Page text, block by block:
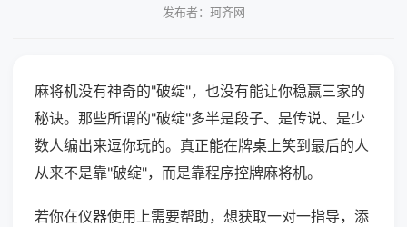
发布者：珂齐网
麻将机没有神奇的"破绽"，也没有能让你稳赢三家的
秘诀。那些所谓的"破绽"多半是段子、是传说、是少
数人编出来逗你玩的。真正能在牌桌上笑到最后的人
从来不是靠"破绽"，而是靠程序控牌麻将机。
若你在仪器使用上需要帮助，想获取一对一指导，添